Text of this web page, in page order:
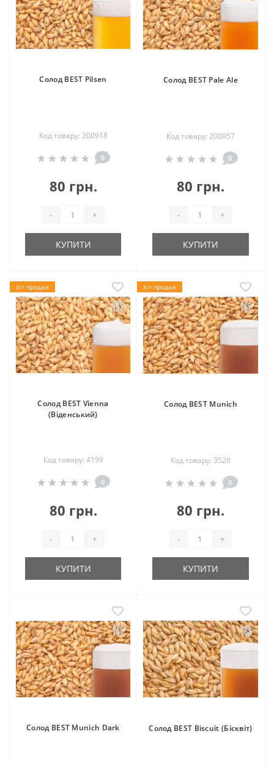
Солод BEST Pilsen
Код товару: 200918
0
80 грн.
- +
КУПИТИ
Солод BEST Pale Ale
Код товару: 200957
0
80 грн.
- +
КУПИТИ
Хіт продаж
Солод BEST Vienna
(Віденський)
Код товару: 4199
0
80 грн.
- +
КУПИТИ
Хіт продаж
Солод BEST Munich
Код товару: 3520
0
80 грн.
- +
КУПИТИ
Солод BEST Munich Dark Солод BEST Biscuit (Бісквіт)